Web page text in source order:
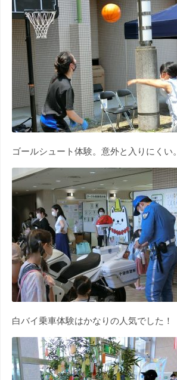
ゴールシュート体験。意外と入りにくい。
白バイ乗車体験はかなりの人気でした！